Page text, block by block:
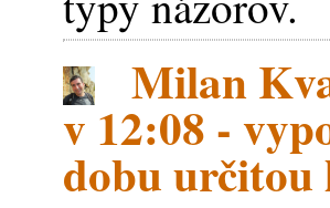
Milan
v 12:08 -
dobu určitou